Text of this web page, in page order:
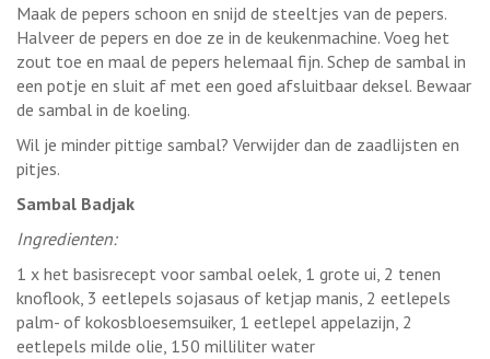
Maak de pepers schoon en snijd de steeltjes van de pepers.
Halveer de pepers en doe ze in de keukenmachine. Voeg het
zout toe en maal de pepers helemaal fijn. Schep de sambal in
een potje en sluit af met een goed afsluitbaar deksel. Bewaar
de sambal in de koeling.
Wil je minder pittige sambal? Verwijder dan de zaadlijsten en
pitjes.
Sambal Badjak
Ingredienten:
1 x het basisrecept voor sambal oelek, 1 grote ui, 2 tenen
knoflook, 3 eetlepels sojasaus of ketjap manis, 2 eetlepels
palm- of kokosbloesemsuiker, 1 eetlepel appelazijn, 2
eetlepels milde olie, 150 milliliter water